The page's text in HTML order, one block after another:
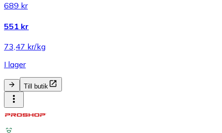
689 kr
551 kr
73,47 kr/kg
I lager
Till butik